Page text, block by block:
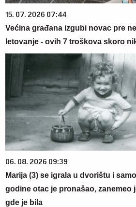
15. 07. 2026 07:44
Većina građana izgubi novac pre
letovanje - ovih 7 troškova skoro
06. 08. 2026 09:39
Marija (3) se igrala u dvorištu i
godine otac je pronašao, zanemeo
gde je bila